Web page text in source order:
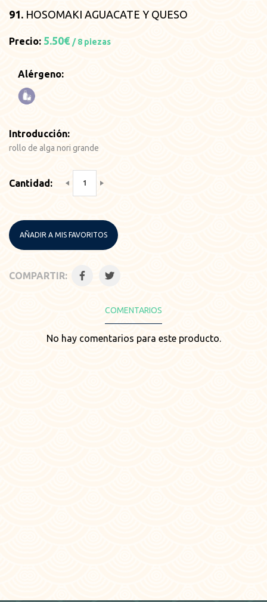
91. HOSOMAKI AGUACATE Y QUESO
Precio: 5.50€ / 8 piezas
Alérgeno:
Introducción:
rollo de alga nori grande
Cantidad:
AÑADIR A MIS FAVORITOS
COMPARTIR:
COMENTARIOS
No hay comentarios para este producto.